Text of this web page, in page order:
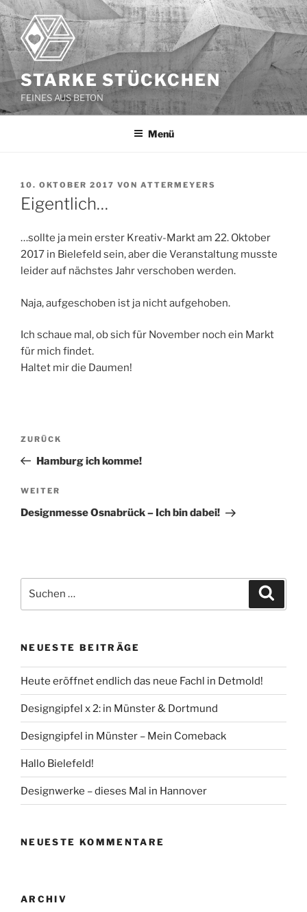
Zum
Inhalt
springen
STARKE STÜCKCHEN
FEINES AUS BETON
Menü
VERÖFFENTLICHT
AM
10. OKTOBER 2017 VON ATTERMEYERS
Eigentlich…
…sollte ja mein erster Kreativ-Markt am 22. Oktober
2017 in Bielefeld sein, aber die Veranstaltung musste
leider auf nächstes Jahr verschoben werden.
Naja, aufgeschoben ist ja nicht aufgehoben.
Ich schaue mal, ob sich für November noch ein Markt
für mich findet.
Haltet mir die Daumen!
Beitragsnavigation
Vorheriger
Beitrag
ZURÜCK
Hamburg ich komme!
Nächster
Beitrag
WEITER
Designmesse Osnabrück – Ich bin dabei!
nach:
NEUESTE BEITRÄGE
Heute eröffnet endlich das neue Fachl in Detmold!
Designgipfel x 2: in Münster & Dortmund
Designgipfel in Münster – Mein Comeback
Hallo Bielefeld!
Designwerke – dieses Mal in Hannover
NEUESTE KOMMENTARE
ARCHIV